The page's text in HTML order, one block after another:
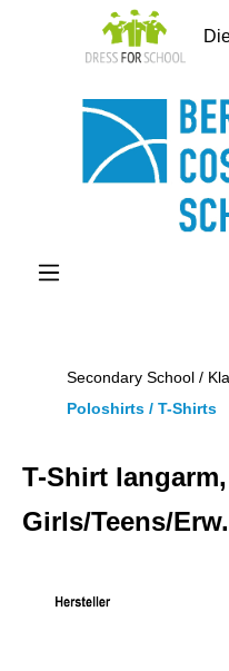
springen
Secondary School /
Poloshirts / T-Shirts
T-Shirt langarm,
Girls/Teens/